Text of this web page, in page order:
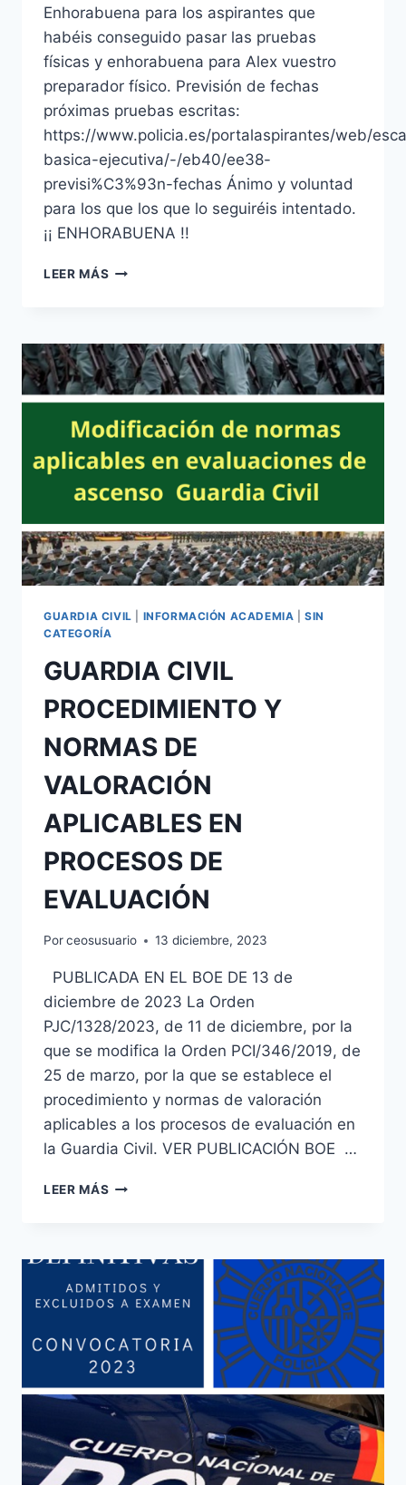
Enhorabuena para los aspirantes que
habéis conseguido pasar las pruebas
físicas y enhorabuena para Alex vuestro
preparador físico. Previsión de fechas
próximas pruebas escritas:
https://www.policia.es/portalaspirantes/web/
basica-ejecutiva/-/eb40/ee38-
previsi%C3%93n-fechas Ánimo y voluntad
para los que los que lo seguiréis intentado.
¡¡ ENHORABUENA !!
LEER MÁS PRUEBAS
–
2023
GUARDIA CIVIL INFORMACIÓN ACADEMIA |SIN
CATEGORÍA
GUARDIA CIVIL
PROCEDIMIENTO Y
NORMAS DE
VALORACIÓN
APLICABLES EN
PROCESOS DE
EVALUACIÓN
Porceosusuario 13 diciembre, 2023
PUBLICADA EN EL BOE DE 13 de
diciembre de 2023 La Orden
PJC/1328/2023, de 11 de diciembre, por la
que se modifica la Orden PCI/346/2019, de
25 de marzo, por la que se establece el
procedimiento y normas de valoración
aplicables a los procesos de evaluación en
la Guardia Civil. VER PUBLICACIÓN BOE …
LEER MÁS GUARDIA
NORMAS
VALORACIÓN
EN
PROCESOS
DE
EVALUACIÓN